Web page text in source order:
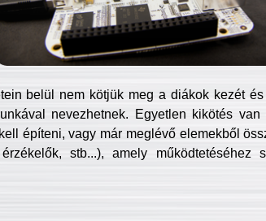
belül nem kötjük meg a diákok kezét
nevezhetnek. Egyetlen kikötés
építeni, vagy már meglévő elemekből
stb...), amely működtetéséhez